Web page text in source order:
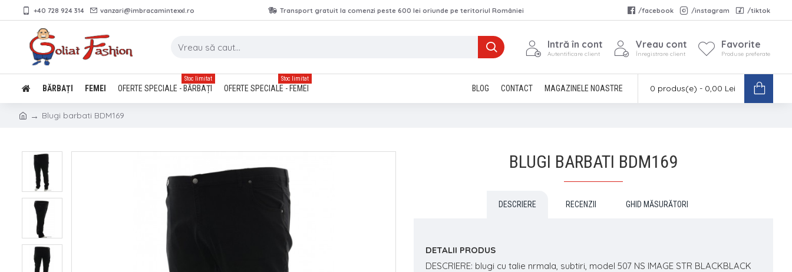
+40 728 924 314 vanzari@imbracamintexxl.ro Transport gratuit la comenzi peste 600 lei oriunde pe teritoriul României /facebook /instagram /tiktok
Intră în cont
Autentificare client
Vreau cont
Înregistrare client
Favorite
Produse preferate
BĂRBAȚI FEMEI OFERTE SPECIALE - BĂRBAȚI
Stoc limitat
OFERTE SPECIALE - FEMEI
Stoc limitat
BLOG CONTACT MAGAZINELE NOASTRE 0 produs(e) - 0,00 Lei
Blugi barbati BDM169
BLUGI BARBATI BDM169
DESCRIERE RECENZII GHID MĂSURĂTORI
DETALII PRODUS
DESCRIERE: blugi cu talie nrmala, subtiri, model 507 NS IMAGE STR BLACKBLACK